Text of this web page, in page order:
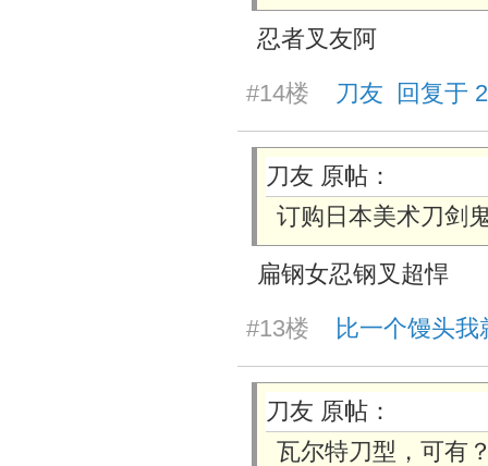
忍者叉友阿
#14楼 刀友 回复于
刀友 原帖：
订购日本美术刀剑
扁钢女忍钢叉超悍
#13楼
比一个馒头
刀友 原帖：
瓦尔特刀型，可有